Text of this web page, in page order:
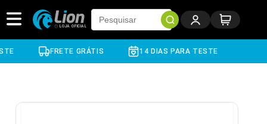
para o
conteúdo
FRETE GRÁTIS 14 DIAS PARA TESTE FRETE GRÁTIS